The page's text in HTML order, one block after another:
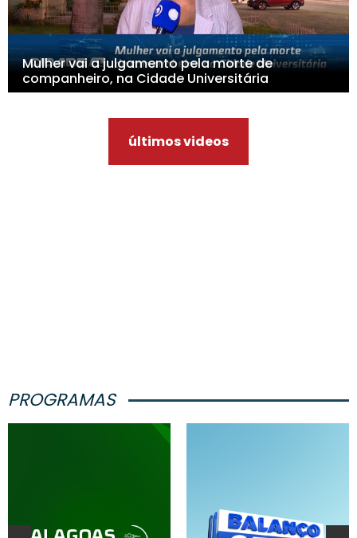
Mulher vai a julgamento pela morte de
companheiro, na Cidade Universitária
últimos videos
PROGRAMAS